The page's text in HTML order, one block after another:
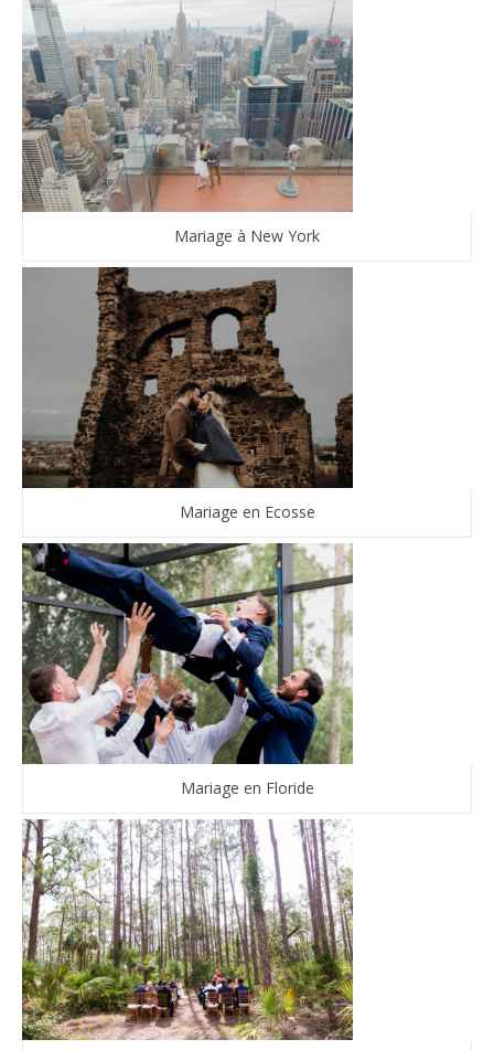
Mariage à New York
Mariage en Ecosse
Mariage en Floride